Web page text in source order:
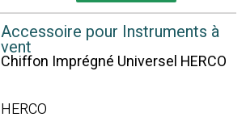
Accessoire pour Instruments à
vent
Chiffon Imprégné Universel HERCO
HERCO